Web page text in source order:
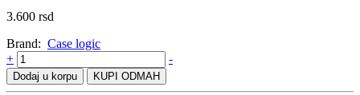
3.600 rsd
Brand: Case logic
CASE
LOGIC
Campus
+ -
Dodaj u korpu KUPI ODMAH